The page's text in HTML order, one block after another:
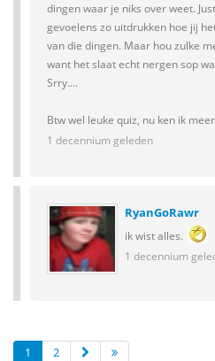
dingen waar je niks over weet.
gevoelens zo uitdrukken hoe jij
van die dingen. Maar hou zulke
want het slaat echt nergen sop
Srry....
Btw wel leuke quiz, nu ken ik
1 decennium geleden
RyanGoRawr
ik wist alles.
1 decennium
1 2